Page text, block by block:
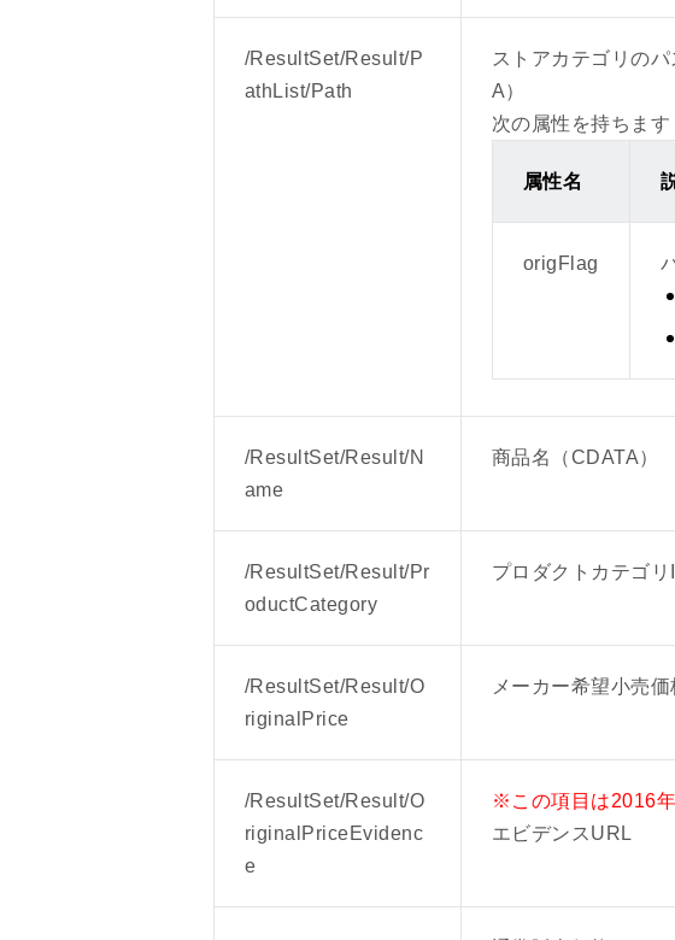
レスポンスフィールドに下記項目を追加しました。
/ResultSet/Result/Video（商品動画ファイル名）
/ResultSet/Result/SubscriptionPointCode（定
下記レスポンスフィールドの「説明」を修正しまし
・/ResultSet/Result/YShoppingDisplayFlag（
2023年04月06日
・/ResultSet/Result/LinegiftCooporationFlag（
・/ResultSet/Result/LinegiftItemCommission（
・/ResultSet/Result/LinegiftItemImageUrl（LINE
/ResultSet/Result/P
athList/Path
ストアカテゴリの
A）
次の属性を持ちます
属性名
origFlag
/ResultSet/Result/N
ame
商品名（CDATA）
/ResultSet/Result/Pr
oductCategory
プロダクトカテゴリ
/ResultSet/Result/O
riginalPrice
メーカー希望小売価
/ResultSet/Result/O
riginalPriceEvidenc
e
※この項目は2016
エビデンスURL